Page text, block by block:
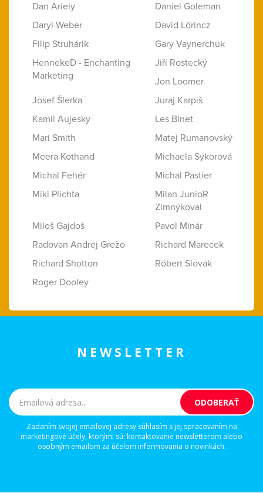
Dan Ariely
Daniel Goleman
Daryl Weber
David Lörincz
Filip Struhárik
Gary Vaynerchuk
HennekeD - Enchanting
Marketing
Jiří Rostecký
Jon Loomer
Josef Šlerka
Juraj Karpiš
Kamil Aujesky
Les Binet
Mari Smith
Matej Rumanovský
Meera Kothand
Michaela Sýkorová
Michal Fehér
Michal Pastier
Miki Plichta
Milan JunioR
Zimnýkoval
Miloš Gajdoš
Pavol Minár
Radovan Andrej Grežo
Richard Marecek
Richard Shotton
Róbert Slovák
Roger Dooley
NEWSLETTER
Zadaním svojej emailovej adresy súhlasím s jej spracovaním na
marketingové účely, ktorými sú: kontaktovanie newsletterom alebo
osobným emailom za účelom informovania o novinkách.